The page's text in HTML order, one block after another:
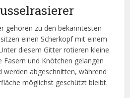
gehören zu den bekanntesten
einen Scherkopf mit einem
diesem Gitter rotieren kleine
Fasern und Knötchen gelangen
werden abgeschnitten, während
möglichst geschützt bleibt.